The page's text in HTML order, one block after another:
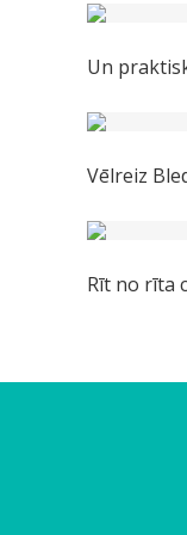
Un
Vēlreiz
Rīt no rīta